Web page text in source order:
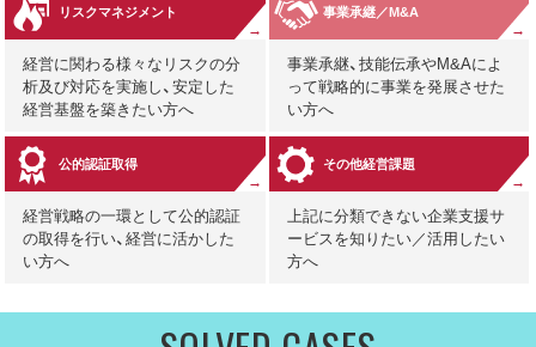
リスクマネジメント
経営に関わる様々なリスクの分
析及び対応を実施し、安定した
経営基盤を築きたい方へ
事業承継／M&A
事業承継、技能伝承やM&Aによ
って戦略的に事業を発展させた
い方へ
公的認証取得
経営戦略の一環として公的認証
の取得を行い、経営に活かした
い方へ
その他経営課題
上記に分類できない企業支援サ
ービスを知りたい／活用したい
方へ